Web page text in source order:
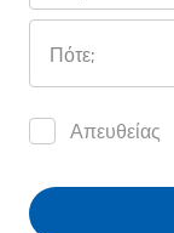
Πότε;
Απευθείας